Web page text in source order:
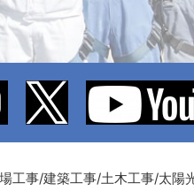
工事/建築工事/土木工事/太陽